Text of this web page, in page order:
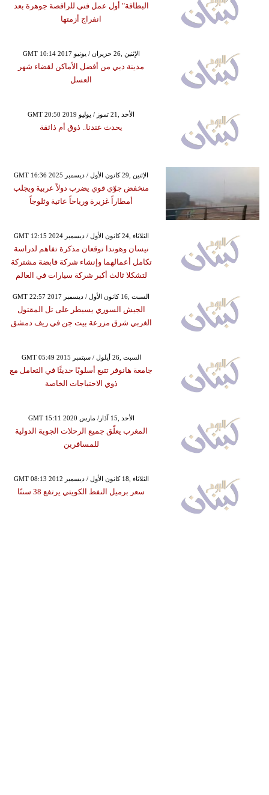
البطاقة" أول عمل فني للراقصة جوهرة بعد
انفراج أزمتها
GMT 10:14 2017 الإثنين ,26 حزيران / يونيو
مدينة دبي من أفضل الأماكن لقضاء شهر
العسل
GMT 20:50 2019 الأحد ,21 تموز / يوليو
يحدث عندنا.. ذوق أم ذائقة
GMT 16:36 2025 الإثنين ,29 كانون الأول / ديسمبر
منخفض جوّي قوي يضرب دولاً عربية ويجلب
أمطاراً غزيرة ورياحاً عاتية وثلوجاً
GMT 12:15 2024 الثلاثاء ,24 كانون الأول / ديسمبر
نيسان وهوندا توقعان مذكرة تفاهم لدراسة
تكامل أعمالهما وإنشاء شركة قابضة مشتركة
لتشكلا ثالث أكبر شركة سيارات في العالم
GMT 22:57 2017 السبت ,16 كانون الأول / ديسمبر
الجيش السوري يسيطر على تل المقتول
الغربي شرق مزرعة بيت جن في ريف دمشق
GMT 05:49 2015 السبت ,26 أيلول / سبتمبر
جامعة هانوفر تتبع أسلوبًا حديثًا في التعامل مع
ذوي الاحتياجات الخاصة
GMT 15:11 2020 الأحد ,15 آذار/ مارس
المغرب يعلّق جميع الرحلات الجوية الدولية
للمسافرين
GMT 08:13 2012 الثلاثاء ,18 كانون الأول / ديسمبر
سعر برميل النفط الكويتي يرتفع 38 سنتًا